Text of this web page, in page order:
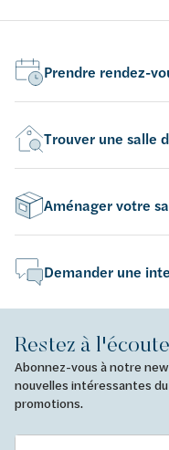
Prendre rendez-
Trouver une salle
Aménager votre
Demander une
Restez à l'écoute
Abonnez-vous à notre
nouvelles intéressantes
promotions.